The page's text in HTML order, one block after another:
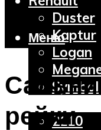
Duster
Kaptur
Logan
Symbol
Lada
2110
Меню
рейки